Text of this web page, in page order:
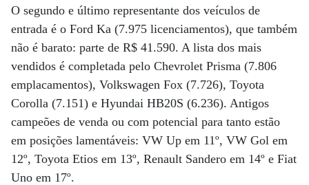
O segundo e último representante dos veículos de
entrada é o Ford Ka (7.975 licenciamentos), que também
não é barato: parte de R$ 41.590. A lista dos mais
vendidos é completada pelo Chevrolet Prisma (7.806
emplacamentos), Volkswagen Fox (7.726), Toyota
Corolla (7.151) e Hyundai HB20S (6.236). Antigos
campeões de venda ou com potencial para tanto estão
em posições lamentáveis: VW Up em 11º, VW Gol em
12º, Toyota Etios em 13º, Renault Sandero em 14º e Fiat
Uno em 17º.